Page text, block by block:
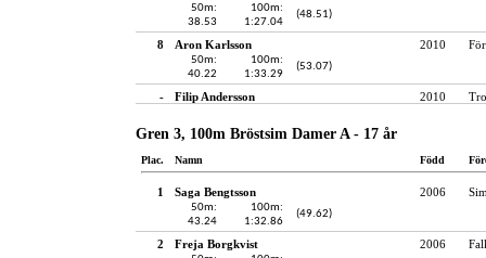
50m:
38.53
100m:
1:27.04
(48.51)
8 Aron Karlsson 2010
50m:
40.22
100m:
1:33.29
(53.07)
- Filip Andersson 2010
Gren 3, 100m Bröstsim Damer A - 17 år
Plac. Namn Född
1 Saga Bengtsson 2006
50m:
43.24
100m:
1:32.86
(49.62)
2 Freja Borgkvist 2006